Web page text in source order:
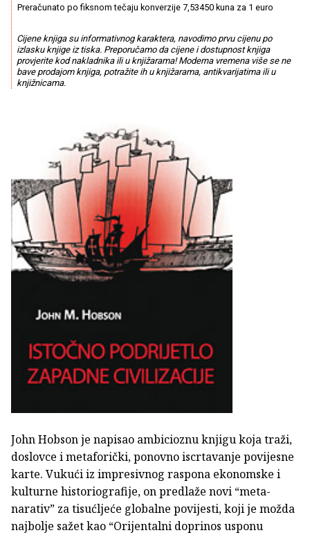
Preračunato po fiksnom tečaju konverzije 7,53450 kuna za 1 euro
Cijene knjiga su informativnog karaktera, navodimo prvu cijenu po
izlasku knjige iz tiska. Preporučamo da cijene i dostupnost knjiga
provjerite kod nakladnika ili u knjižarama! Moderna vremena više se ne
bave prodajom knjiga, potražite ih u knjižarama, antikvarijatima ili u
knjižnicama.
John Hobson je napisao ambicioznu knjigu koja traži,
doslovce i metaforički, ponovno iscrtavanje povijesne
karte. Vukući iz impresivnog raspona ekonomske i
kulturne historiografije, on predlaže novi “meta-
narativ” za tisućljeće globalne povijesti, koji je možda
najbolje sažet kao “Orijentalni doprinos usponu